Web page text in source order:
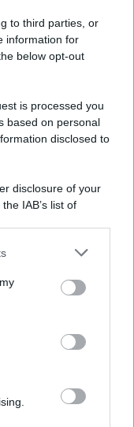
to third parties, or
information for
below opt-out
is processed you
based on personal
disclosed to
disclosure of your
IAB’s list of
us to third parties
or more Google
including but
You may click to
party tags to
via e-mail